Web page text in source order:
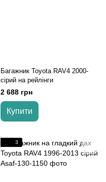
Багажник Toyota RAV4 2000-
cірий на рейлінги
2 688 грн
Купити
3